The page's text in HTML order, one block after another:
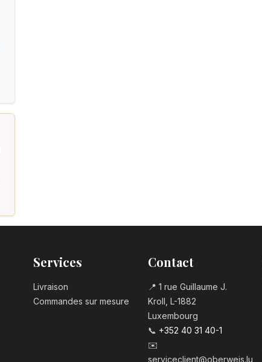
Services
Livraison
Commandes sur mesure
Contact
📍 1 rue Guillaume J.
Kroll, L-1882
Luxembourg
📞 +352 40 31 40-1
✉️
serviceclient@oberweis.lu